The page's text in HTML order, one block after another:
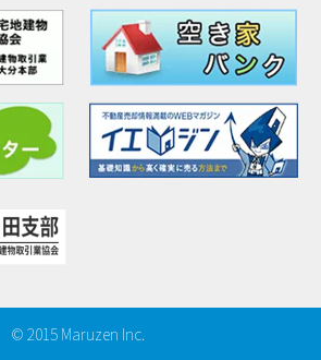
© 2015 Maruzen Inc.